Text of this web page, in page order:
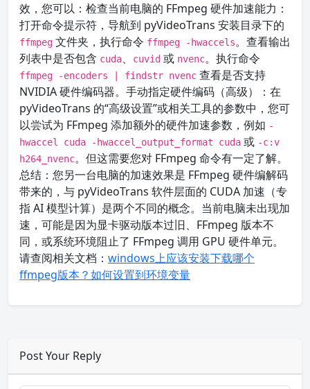
效，您可以：检查当前电脑的 FFmpeg 硬件加速能力：
打开命令提示符，导航到 pyVideoTrans 安装目录下的
ffmpeg 文件夹，执行命令 ffmpeg -hwaccels。查看输出
列表中是否包含 cuda、 cuvid 或 nvenc。执行命令
ffmpeg -encoders | findstr nvenc 查看是否支持
NVIDIA 硬件编码器。手动指定硬件编码（高级）：在
pyVideoTrans 的“高级设置”或相关工具的参数中，您可
以尝试为 FFmpeg 添加额外的硬件加速参数，例如 -
hwaccel cuda -hwaccel_output_format cuda 或 -c:v
h264_nvenc。但这需要您对 FFmpeg 命令有一定了解。
总结：您另一台电脑的加速效果是 FFmpeg 硬件编解码
带来的，与 pyVideoTrans 软件层面的 CUDA 加速（专
指 AI 模型计算）是两个不同的概念。当前电脑未出现加
速，可能是因为显卡驱动版本过旧、FFmpeg 版本不
同，或系统环境阻止了 FFmpeg 调用 GPU 硬件单元。
请查阅相关文档： windows上应该安装下载哪个
ffmpeg版本？如何设置到环境变量
Post Your Reply